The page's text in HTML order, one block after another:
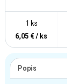
1 ks
6,05 € / ks
Popis